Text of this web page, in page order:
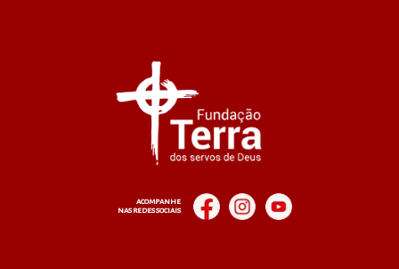
ACOMPANHE
NAS REDES SOCIAIS